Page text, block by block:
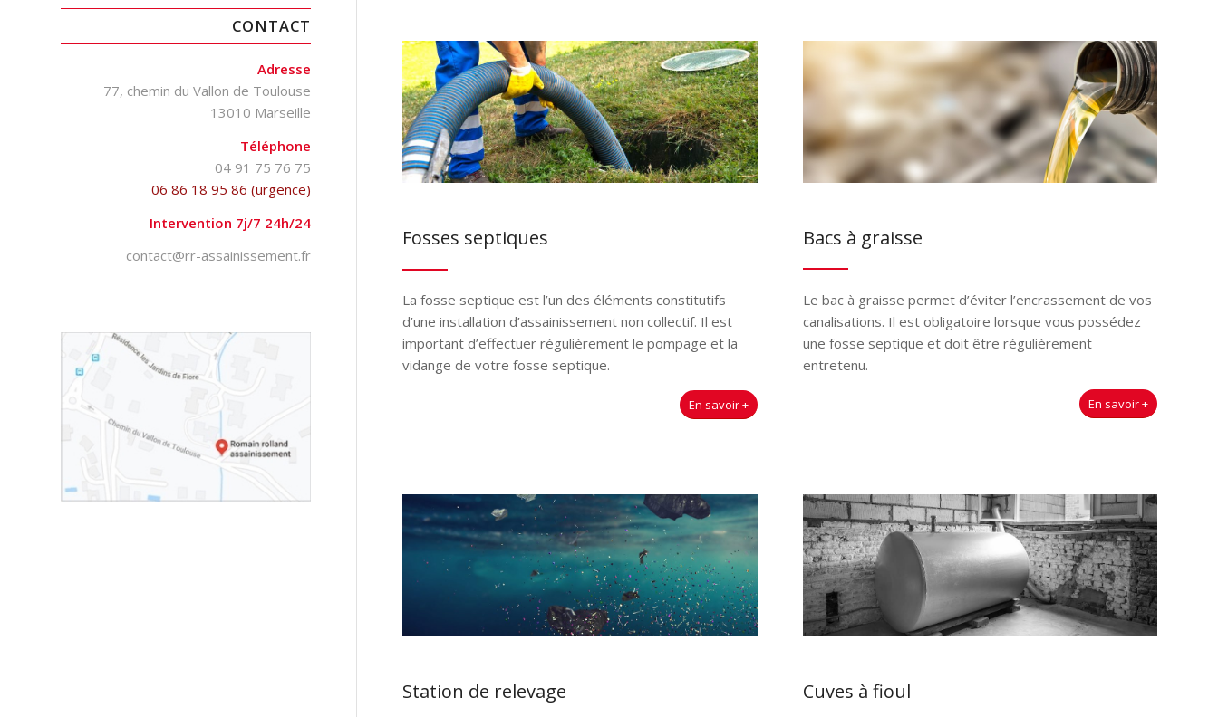
Fosses septiques
La fosse septique est l’un des éléments constitutifs
d’une installation d’assainissement non collectif. Il est
important d’effectuer régulièrement le pompage et la
vidange de votre fosse septique.
En savoir +
Bacs à graisse
Le bac à graisse permet d’éviter l’encrassement de vos
canalisations. Il est obligatoire lorsque vous possédez
une fosse septique et doit être régulièrement
entretenu.
En savoir +
Station de relevage Cuves à fioul
CONTACT
Adresse
77, chemin du Vallon de Toulouse
13010 Marseille
Téléphone
04 91 75 76 75
06 86 18 95 86 (urgence)
Intervention 7j/7 24h/24
contact@rr-assainissement.fr